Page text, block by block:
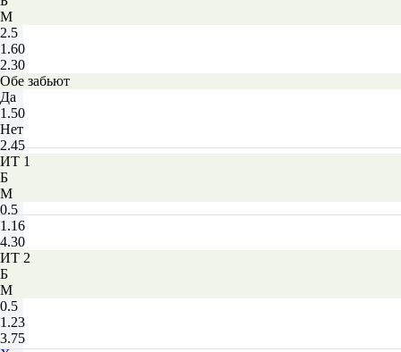
М
2.5
1.60
2.30
Обе забьют
Да
1.50
Нет
2.45
ИТ 1
Б
М
0.5
1.16
4.30
ИТ 2
Б
М
0.5
1.23
3.75